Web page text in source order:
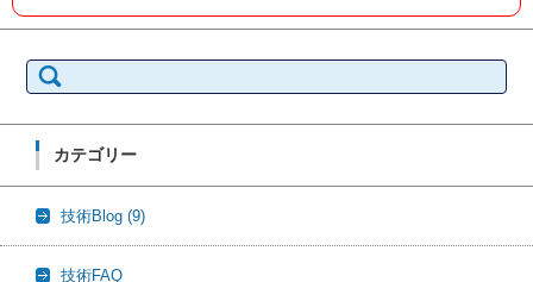
索:
カテゴリー
技術Blog (9)
技術FAQ